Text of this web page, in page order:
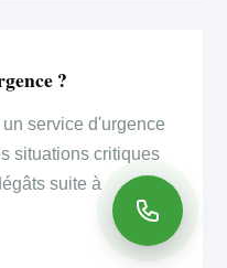
?
service d'urgence
situations critiques
suite à